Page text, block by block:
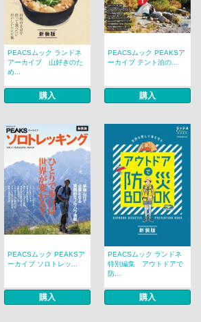
PEACSムック ランドネ
アーカイブ 山好きのた
め...
購入
PEACSムック PEAKSア
ーカイブ テント泊の...
購入
PEACSムック PEAKSア
ーカイブ ソロトレッ...
購入
PEACSムック ランドネ
特別編集 アウトドアで
防...
購入